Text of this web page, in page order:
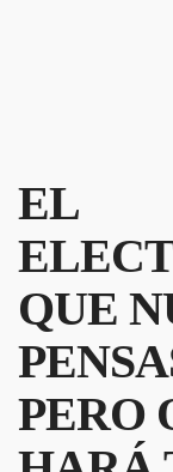
EL
QUE
PERO